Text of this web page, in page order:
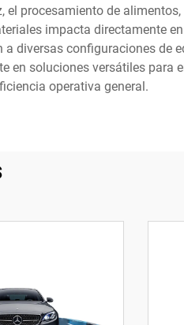
procesamiento de
impacta directamente
diversas configuraciones de
en soluciones versátiles para
operativa general.